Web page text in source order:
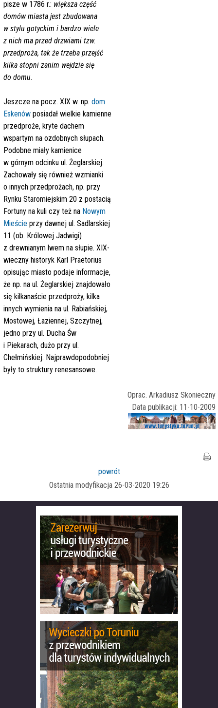
pisze w 1786 r.: większa część
domów miasta jest zbudowana
w stylu gotyckim i bardzo wiele
z nich ma przed drzwiami tzw.
przedproża, tak że trzeba przejść
kilka stopni zanim wejdzie się
do domu.
Jeszcze na pocz. XIX w. np. dom
Eskenów posiadał wielkie kamienne
przedproże, kryte dachem
wspartym na ozdobnych słupach.
Podobne miały kamienice
w górnym odcinku ul. Żeglarskiej.
Zachowały się również wzmianki
o innych przedprożach, np. przy
Rynku Staromiejskim 20 z postacią
Fortuny na kuli czy też na Nowym
Mieście przy dawnej ul. Sadlarskiej
11 (ob. Królowej Jadwigi)
z drewnianym lwem na słupie. XIX-
wieczny historyk Karl Praetorius
opisując miasto podaje informacje,
że np. na ul. Żeglarskiej znajdowało
się kilkanaście przedproży, kilka
innych wymienia na ul. Rabiańskiej,
Mostowej, Łaziennej, Szczytnej,
jedno przy ul. Ducha Św
i Piekarach, dużo przy ul.
Chełmińskiej. Najprawdopodobniej
były to struktury renesansowe.
Oprac. Arkadiusz Skonieczny
Data publikacji: 11-10-2009
powrót
Ostatnia modyfikacja 26-03-2020 19:26